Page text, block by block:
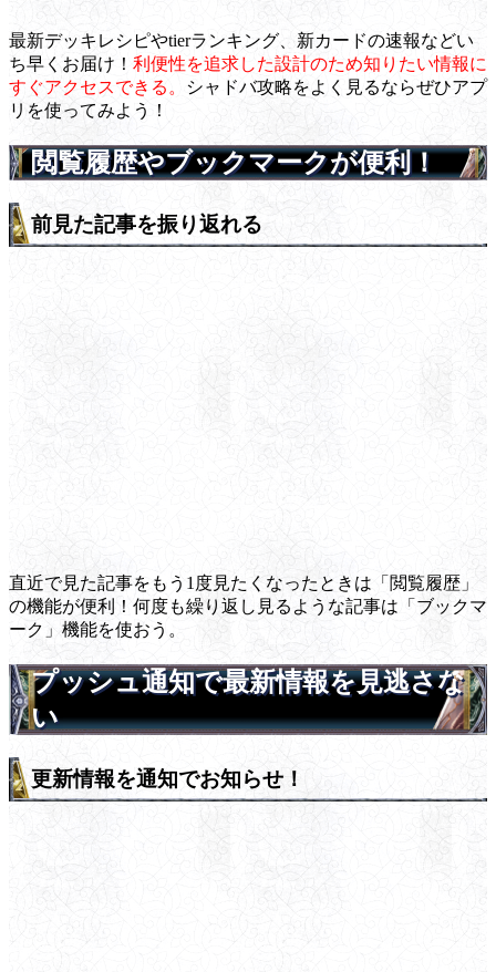
最新デッキレシピやtierランキング、新カードの速報などい
ち早くお届け！ 利便性を追求した設計のため知りたい情報に
すぐアクセスできる。 シャドバ攻略をよく見るならぜひアプ
リを使ってみよう！
閲覧履歴やブックマークが便利！
前見た記事を振り返れる
直近で見た記事をもう1度見たくなったときは「閲覧履歴」
の機能が便利！何度も繰り返し見るような記事は「ブックマ
ーク」機能を使おう。
プッシュ通知で最新情報を見逃さな
い
更新情報を通知でお知らせ！